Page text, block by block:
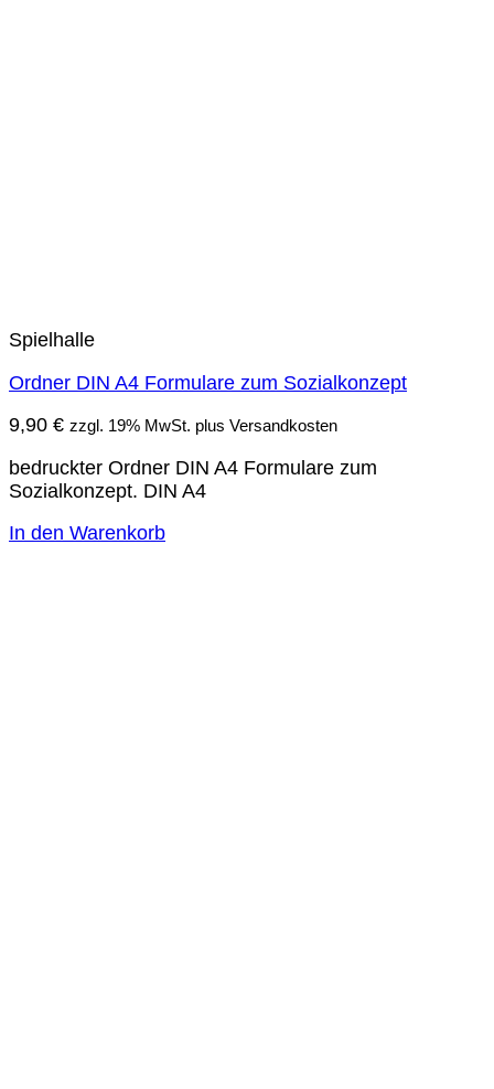
Spielhalle
Ordner DIN A4 Formulare zum Sozialkonzept
9,90 € zzgl. 19% MwSt. plus Versandkosten
bedruckter Ordner DIN A4 Formulare zum
Sozialkonzept. DIN A4
In den Warenkorb